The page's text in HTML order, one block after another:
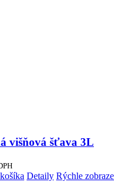
višňová šťava 3L
Detaily Rýchle